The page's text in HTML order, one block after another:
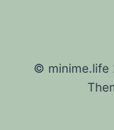
© minime.life